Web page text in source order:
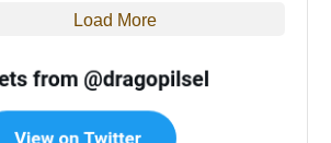
Load More